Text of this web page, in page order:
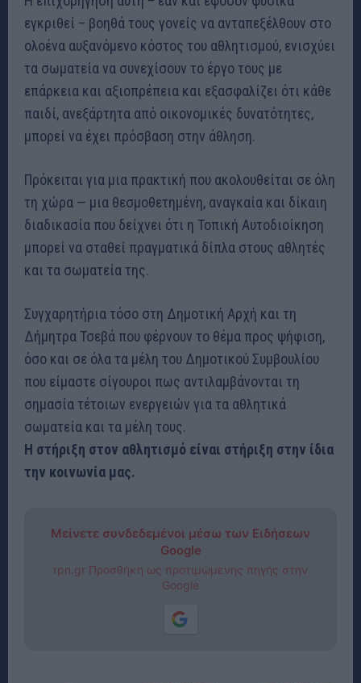
εγκριθεί – βοηθά τους γονείς να ανταπεξέλθουν στο
ολοένα αυξανόμενο κόστος του αθλητισμού, ενισχύει
τα σωματεία να συνεχίσουν το έργο τους με
επάρκεια και αξιοπρέπεια και εξασφαλίζει ότι κάθε
παιδί, ανεξάρτητα από οικονομικές δυνατότητες,
μπορεί να έχει πρόσβαση στην άθληση.
Πρόκειται για μια πρακτική που ακολουθείται σε όλη
τη χώρα — μια θεσμοθετημένη, αναγκαία και δίκαιη
διαδικασία που δείχνει ότι η Τοπική Αυτοδιοίκηση
μπορεί να σταθεί πραγματικά δίπλα στους αθλητές
και τα σωματεία της.
Συγχαρητήρια τόσο στη Δημοτική Αρχή και τη
Δήμητρα Τσεβά που φέρνουν το θέμα προς ψήφιση,
όσο και σε όλα τα μέλη του Δημοτικού Συμβουλίου
που είμαστε σίγουροι πως αντιλαμβάνονται τη
σημασία τέτοιων ενεργειών για τα αθλητικά
σωματεία και τα μέλη τους.
Η στήριξη στον αθλητισμό είναι στήριξη στην ίδια
την κοινωνία μας.
Μείνετε συνδεδεμένοι μέσω των Ειδήσεων
Google
rpn.gr Προσθήκη ως προτιμώμενης πηγής στην
Google